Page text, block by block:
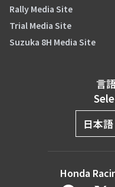
Rally Media Site
Trial Media Site
Suzuka 8H Media Site
言
Honda